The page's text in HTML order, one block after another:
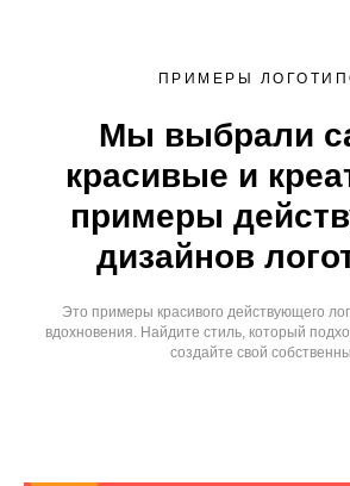
ПРИМЕРЫ
Мы выбрали
красивые и
примеры
дизайнов
Это примеры красивого действующего
вдохновения. Найдите стиль, который
создайте свой